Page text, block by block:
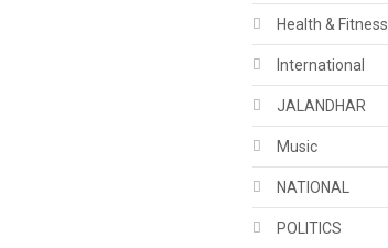
Health & Fitness
International
JALANDHAR
Music
NATIONAL
POLITICS